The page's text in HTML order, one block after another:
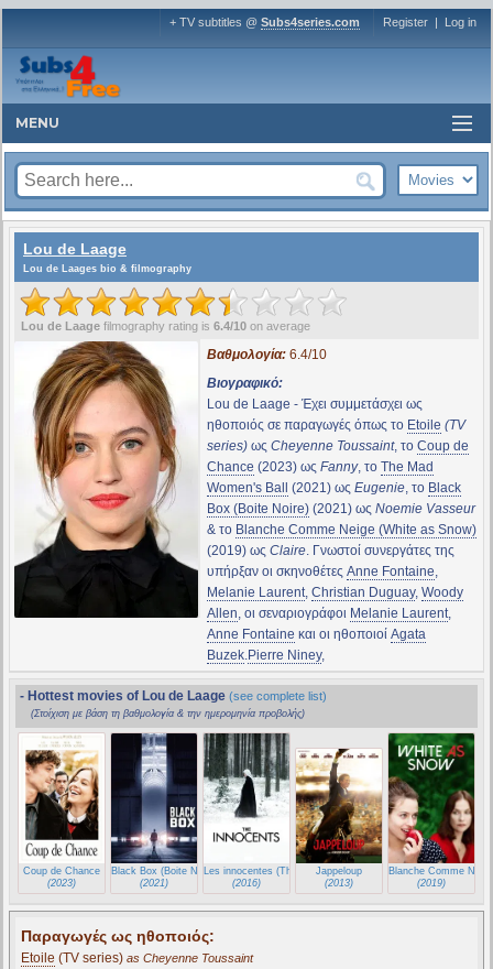
+ TV subtitles @ Subs4series.com Register | Log in
MENU
Lou de Laage
Lou de Laages bio & filmography
Lou de Laage filmography rating is 6.4/10 on average
Βαθμολογία:6.4/10
Βιογραφικό:
Lou de Laage - Έχει συμμετάσχει ως
ηθοποιός σε παραγωγές όπως το Etoile (TV
series)ως Cheyenne Toussaint, το Coup de
Chance (2023) ως Fanny, το The Mad
Women's Ball
(2021) ως Eugenie, το Black
Box (Boite Noire)(2021) ως Noemie Vasseur
& το Blanche Comme Neige (White as Snow)
(2019) ως Claire. Γνωστοί συνεργάτες της
υπήρξαν οι σκηνοθέτες Anne Fontaine,
Melanie Laurent, Christian Duguay, Woody
Allen, οι σεναριογράφοι Melanie Laurent,
Anne Fontaine και οι ηθοποιοί Agata
Buzek.Pierre Niney,
- Hottest movies of Lou de Laage (see complete list)
(Στοίχιση με βάση τη βαθμολογία & την ημερομηνία προβολής)
Coup de Chance
(2023)
Black Box (Boite Noire)
(2021)
Les innocentes (The Innocents)
(2016)
Jappeloup
(2013)
Blanche Comme
(2019)
Παραγωγές ως ηθοποιός:
Etoile (TV series) as Cheyenne Toussaint